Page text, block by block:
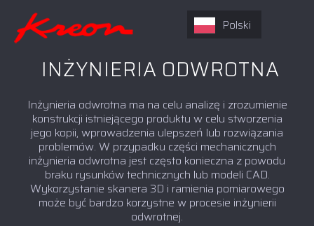
INŻYNIERIA ODWROTNA
Inżynieria odwrotna ma na celu analizę i zrozumienie
konstrukcji istniejącego produktu w celu stworzenia
jego kopii, wprowadzenia ulepszeń lub rozwiązania
problemów. W przypadku części mechanicznych
inżynieria odwrotna jest często konieczna z powodu
braku rysunków technicznych lub modeli CAD.
Wykorzystanie skanera 3D i ramienia pomiarowego
może być bardzo korzystne w procesie inżynierii
odwrotnej.
Polski